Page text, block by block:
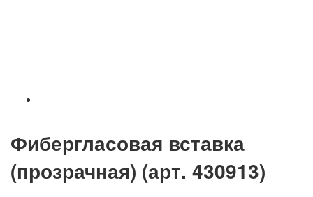
Фибергласовая вставка
(прозрачная) (арт. 430913)